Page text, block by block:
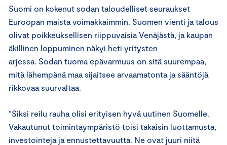
Suomi on kokenut sodan taloudelliset seuraukset
Euroopan maista voimakkaimmin. Suomen vienti ja talous
olivat poikkeuksellisen riippuvaisia Venäjästä, ja kaupan
äkillinen loppuminen näkyi heti yritysten
arjessa. Sodan tuoma epävarmuus on sitä suurempaa,
mitä lähempänä maa sijaitsee arvaamatonta ja sääntöjä
rikkovaa suurvaltaa.
“Siksi reilu rauha olisi erityisen hyvä uutinen Suomelle.
Vakautunut toimintaympäristö toisi takaisin luottamusta,
investointeja ja ennustettavuutta. Ne ovat juuri niitä